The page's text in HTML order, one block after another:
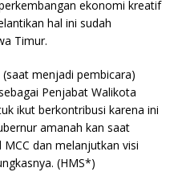
ekonomi kreatif
hal ini sudah
Timur.
menjadi pembicara)
Penjabat Walikota
ikut berkontribusi karena ini
amanah kan saat
dan melanjutkan visi
(HMS*)